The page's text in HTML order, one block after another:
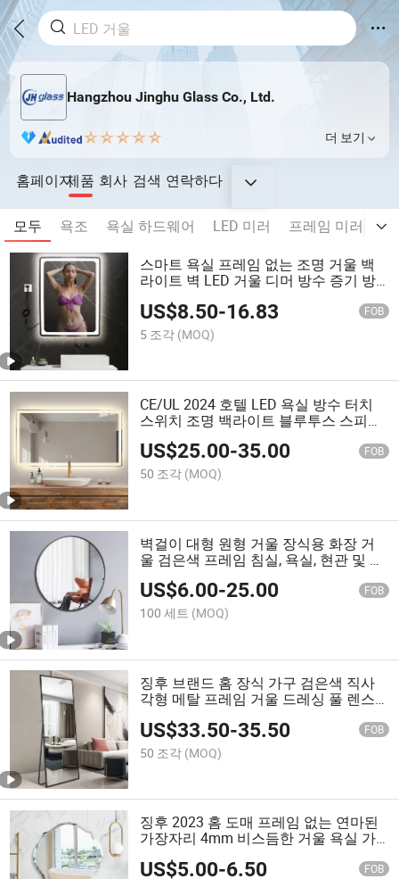
Hangzhou Jinghu Glass Co., Ltd.
더 보기
홈페이지제품 회사 검색 연락하다
모두 욕조 욕실 하드웨어 LED 미러 프레임 미러
프
스마트 욕실 프레임 없는 조명 거울 백
라이트 벽 LED 거울 디머 방수 증기 방
US$8.50-16.83 FOB
5 조각 (MOQ)
CE/UL 2024 호텔 LED 욕실 방수 터치
스위치 조명 백라이트 블루투스 스피커
벽 거울 현대 욕실 가구
US$25.00-35.00 FOB
50 조각 (MOQ)
벽걸이 대형 원형 거울 장식용 화장 거
울 검은색 프레임 침실, 욕실, 현관 및 식
US$6.00-25.00 FOB
100 세트 (MOQ)
징후 브랜드 홈 장식 가구 검은색 직사
각형 메탈 프레임 거울 드레싱 풀 렌스
US$33.50-35.50 FOB
50 조각 (MOQ)
징후 2023 홈 도매 프레임 없는 연마된
가장자리 4mm 비스듬한 거울 욕실 가
US$5.00-6.50 FOB